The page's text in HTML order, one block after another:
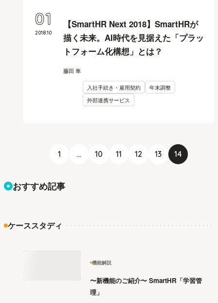
【SmartHR Next 2018】SmartHRが
描く未来。AI時代を見据えた「プラッ
トフォーム化構想」とは？
藤田 隼
入社手続き・雇用契約
年末調整
外部連携サービス
2018.10
01
1 ... 10 11 12 13 14
おすすめ記事
ケーススタディ
機能解説
〜新機能のご紹介〜 SmartHR「学習管
理」